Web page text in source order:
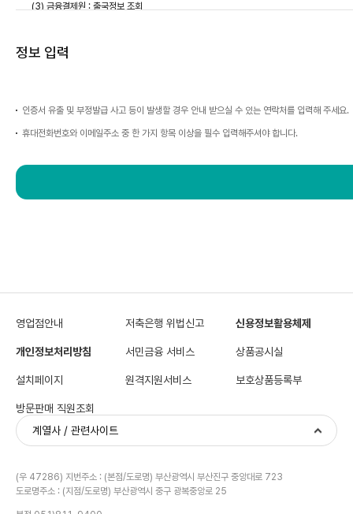
1. SignKorea는 본 약관에 동의하고 일정요금을 납부한 가입자들에게 SignKorea가 발
4. 인증서 신규발급 절차는 다음과 같습니다.
- SignKorea의 인증서를 발급 받으려는 자(이하 “신청인”라 함)는 SignKorea 또는 등록
- SignKorea는 가입자의 전자서명을 검증하는 것으로 신원확인을 수행하고, 인증서를 갱
제8조 [인증서 재발급]
1. 가입자는 아래 각 호에 해당되는 경우 인증서 재발급을 신청할 수 있습니다.
- 가입자의 전자서명생성정보가 분실·훼손 또는 도난·유출된 경우
- 가입자의 인증서 유효기간 만료로 새로운 인증서를 신청하는 경우
2. 인증서 재발급 절차는 다음과 같습니다.
- 가입자는 인증서 신규발급 절차에 준하여 재발급을 신청합니다.
- SignKorea는 가입자의 신청정보를 검증한 후 인증서를 재발급합니다.
가입자는 인증서 폐지를 신청할 수 있으며, 폐지 절차는 다음과 같습니다.
- 인증서를 소유하고 있는 가입자는 가입자 소프트웨어에 전자서명비밀번호 등을 입력함
- 민법, 상법 등 관계 법령에 따라 당사는 수집한 개인정보를 인증서의 효력이 소멸된 날
□ 개인정보 수집 및 이용에 동의합니다.
(3) 금융결제원 : 출국정보 조회
□ 보유 및 이용기간
- 등록대행기관 : 민법, 상법 등 관계 법령에 따라 당사는 수집한 개인정보를 인증서의 효
정보 입력
인증서 유출 및 부정발급 사고 등이 발생할 경우 안내 받으실 수 있는 연락처를 입력해 주세요.
휴대전화번호와 이메일주소 중 한 가지 항목 이상을 필수 입력해주셔야 합니다.
영업점안내 저축은행 위법신고 신용정보활용체제
개인정보처리방침 서민금융 서비스 상품공시실
설치페이지 원격지원서비스 보호상품등록부
방문판매 직원조회
계열사 / 관련사이트
(우 47286) 지번주소 : (본점/도로명) 부산광역시 부산진구 중앙대로 723
도로명주소 : (지점/도로명) 부산광역시 중구 광복중앙로 25